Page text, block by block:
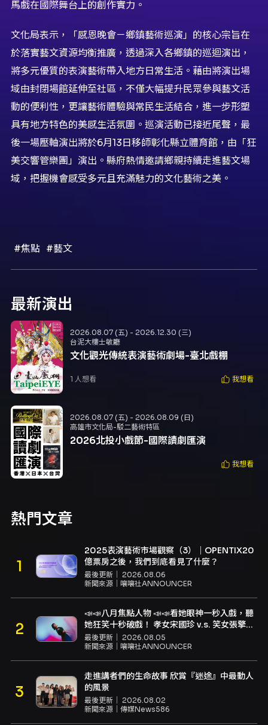
馬戲在國際舞台上的創作實力。
文化局表示，「感恩晚會－鄉鎮藝術巡演」的核心宗旨在
於落實藝文資源均衡推廣，透過深入各鄉鎮的巡迴演出，
將多元優質的表演藝術帶入地方日常生活。藉由將演出場
域由封閉場館延伸至社區，不僅大幅提升民眾參與藝文活
動的便利性，更讓藝術體驗與常民生活結合，進一步形塑
具有地方特色的美感生活氛圍。巡演活動已接近尾聲，最
後一場壓軸演出將於6月13日移師彰化縣立體育館，由「狂
美交響管樂團」演出。縣府熱情邀請鄉親持續走進藝文場
域，把握機會感受多元且充滿魅力的文化藝術之美。
#焦點 #藝文
最新演出
2026.08.07 (五) - 2026.12.30 (三)
台泥大樓士敏廳
文化觀光傳統表演藝術劇場-臺北戲棚
1 人想看 我想看
2026.08.07 (五) - 2026.08.09 (日)
高雄市文化局-駁二藝術特區
2026北投小戲節-國際讀劇匯演
我想看
熱門文章
2025表演藝術市場觀察（3）｜OPENTIX20
億票房之後，我們到底看見了什麼？
最後更新｜ 2026.08.06
新聞來源｜ 嚷嚷社ANNOUNCER
📣📣八月焦點人物 📣📣看她眼神一秒入戲，聽
她狂笑十秒破戲！ 孝女宋國珍 v.s. 笑女張擎
佳：本是同根生，相約壓車別太急
最後更新｜ 2026.08.05
新聞來源｜ 嚷嚷社ANNOUNCER
走進講者們的生命故事 欣賞『迷途』中最動人
的風景
最後更新｜ 2026.08.02
新聞來源｜ 傳媒News586